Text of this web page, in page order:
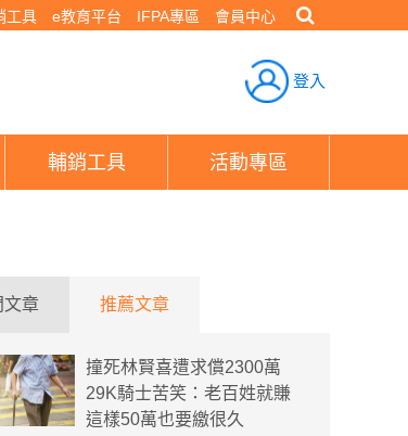
工具 e教育平台 IFPA專區 會員中心
登入
輔銷工具 活動專區
文章 推薦文章
撞死林賢喜遭求償2300萬
29K騎士苦笑：老百姓就賺
這樣50萬也要繳很久